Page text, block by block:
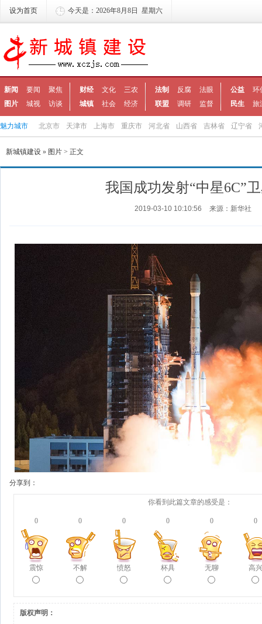
设为首页 今天是：2026年8月8日 星期六
新闻 要闻
聚焦
图片
城视 访谈
财经 文化
三农
城镇
社会 经济
法制 反腐
法眼
联盟
调研 监督
公益
环
民生
旅
魅力城市 北京市 天津市 上海市 重庆市 河北省 山西省 吉林省 辽宁省
新城镇建设 » 图片 > 正文
我国成功发射“中星6C”
2019-03-10 10:10:56 来源：新华社
分享到：
你看到此篇文章的感受是：
0
震惊
0
不解
0
愤怒
0
杯具
0
无聊
0
高兴
版权声明：